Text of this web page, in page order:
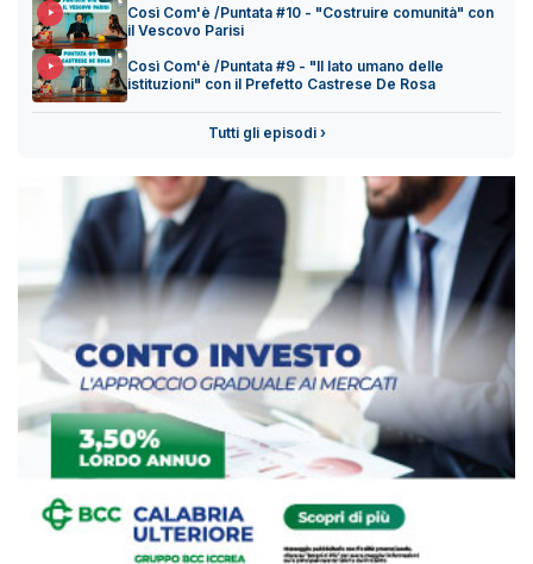
Così Com'è /Puntata #10 - "Costruire comunità" con
il Vescovo Parisi
Così Com'è /Puntata #9 - "Il lato umano delle
istituzioni" con il Prefetto Castrese De Rosa
Tutti gli episodi ›